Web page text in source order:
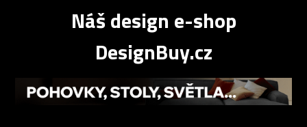
Náš design e-shop
DesignBuy.cz